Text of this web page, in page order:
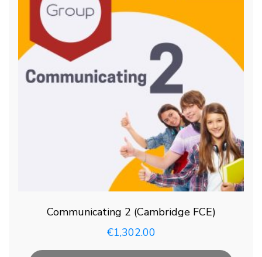
Communicating 2 (Cambridge FCE)
€1,302.00